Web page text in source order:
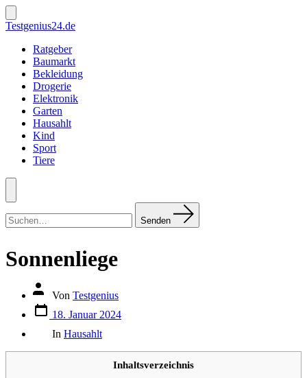
Zum
Inhalt
springen
Suche
ein-/ausblenden
Testgenius24.de
Ratgeber
Baumarkt
Bekleidung
Drogerie
Elektronik
Garten
Hausahlt
Kind
Sport
Tiere
Menü
nach:
Senden
Sonnenliege
Autor
Beitrags
Von Testgenius
Datum
des
Beitrags
18. Januar 2024
In Hausahlt
Inhaltsverzeichnis